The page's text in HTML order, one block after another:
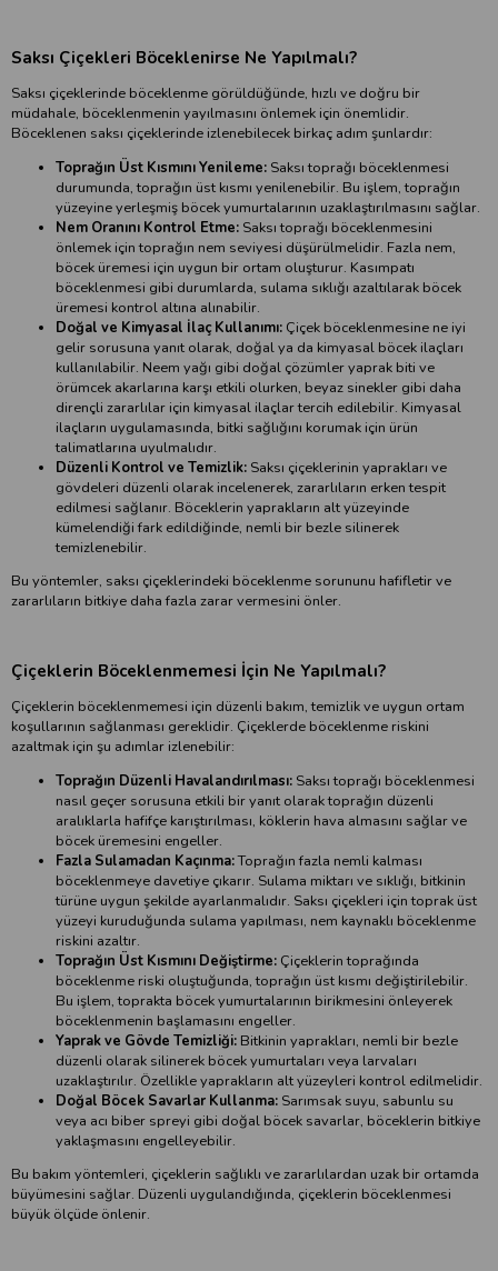
Saksı Çiçekleri Böceklenirse Ne Yapılmalı?
Saksı çiçeklerinde böceklenme görüldüğünde, hızlı ve doğru bir
müdahale, böceklenmenin yayılmasını önlemek için önemlidir.
Böceklenen saksı çiçeklerinde izlenebilecek birkaç adım şunlardır:
Toprağın Üst Kısmını Yenileme: Saksı toprağı böceklenmesi
durumunda, toprağın üst kısmı yenilenebilir. Bu işlem, toprağın
yüzeyine yerleşmiş böcek yumurtalarının uzaklaştırılmasını sağlar.
Nem Oranını Kontrol Etme: Saksı toprağı böceklenmesini
önlemek için toprağın nem seviyesi düşürülmelidir. Fazla nem,
böcek üremesi için uygun bir ortam oluşturur. Kasımpatı
böceklenmesi gibi durumlarda, sulama sıklığı azaltılarak böcek
üremesi kontrol altına alınabilir.
Doğal ve Kimyasal İlaç Kullanımı: Çiçek böceklenmesine ne iyi
gelir sorusuna yanıt olarak, doğal ya da kimyasal böcek ilaçları
kullanılabilir. Neem yağı gibi doğal çözümler yaprak biti ve
örümcek akarlarına karşı etkili olurken, beyaz sinekler gibi daha
dirençli zararlılar için kimyasal ilaçlar tercih edilebilir. Kimyasal
ilaçların uygulamasında, bitki sağlığını korumak için ürün
talimatlarına uyulmalıdır.
Düzenli Kontrol ve Temizlik: Saksı çiçeklerinin yaprakları ve
gövdeleri düzenli olarak incelenerek, zararlıların erken tespit
edilmesi sağlanır. Böceklerin yaprakların alt yüzeyinde
kümelendiği fark edildiğinde, nemli bir bezle silinerek
temizlenebilir.
Bu yöntemler, saksı çiçeklerindeki böceklenme sorununu hafifletir ve
zararlıların bitkiye daha fazla zarar vermesini önler.
Çiçeklerin Böceklenmemesi İçin Ne Yapılmalı?
Çiçeklerin böceklenmemesi için düzenli bakım, temizlik ve uygun ortam
koşullarının sağlanması gereklidir. Çiçeklerde böceklenme riskini
azaltmak için şu adımlar izlenebilir:
Toprağın Düzenli Havalandırılması: Saksı toprağı böceklenmesi
nasıl geçer sorusuna etkili bir yanıt olarak toprağın düzenli
aralıklarla hafifçe karıştırılması, köklerin hava almasını sağlar ve
böcek üremesini engeller.
Fazla Sulamadan Kaçınma:Toprağın fazla nemli kalması
böceklenmeye davetiye çıkarır. Sulama miktarı ve sıklığı, bitkinin
türüne uygun şekilde ayarlanmalıdır. Saksı çiçekleri için toprak üst
yüzeyi kuruduğunda sulama yapılması, nem kaynaklı böceklenme
riskini azaltır.
Toprağın Üst Kısmını Değiştirme: Çiçeklerin toprağında
böceklenme riski oluştuğunda, toprağın üst kısmı değiştirilebilir.
Bu işlem, toprakta böcek yumurtalarının birikmesini önleyerek
böceklenmenin başlamasını engeller.
Yaprak ve Gövde Temizliği: Bitkinin yaprakları, nemli bir bezle
düzenli olarak silinerek böcek yumurtaları veya larvaları
uzaklaştırılır. Özellikle yaprakların alt yüzeyleri kontrol edilmelidir.
Doğal Böcek Savarlar Kullanma: Sarımsak suyu, sabunlu su
veya acı biber spreyi gibi doğal böcek savarlar, böceklerin bitkiye
yaklaşmasını engelleyebilir.
Bu bakım yöntemleri, çiçeklerin sağlıklı ve zararlılardan uzak bir ortamda
büyümesini sağlar. Düzenli uygulandığında, çiçeklerin böceklenmesi
büyük ölçüde önlenir.